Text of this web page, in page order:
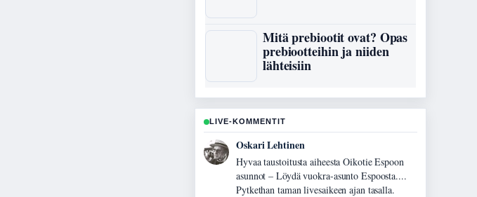
Mitä prebiootit ovat? Opas
prebiootteihin ja niiden
lähteisiin
LIVE-KOMMENTIT
Sanni Heikkinen
Raportointi Mustaleski – faktaa myrkystä,
oireista ja vaarallisuudesta-aiheesta tuntuu
luotettavalta ja helppolukuiselta.